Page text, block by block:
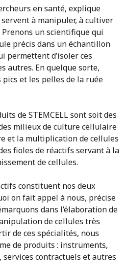
en santé, explique
à manipuler, à cultiver
un scientifique qui
précis dans un échantillon
permettent d’isoler ces
autres. En quelque sorte,
pics et les pelles de la ruée
de STEMCELL sont soit des
milieux de culture cellulaire
et la multiplication de cellules
fioles de réactifs servant à la
de cellules.
constituent nos deux
on fait appel à nous, précise
dans l’élaboration de
de cellules très
de ces spécialités, nous
de produits : instruments,
contractuels et autres